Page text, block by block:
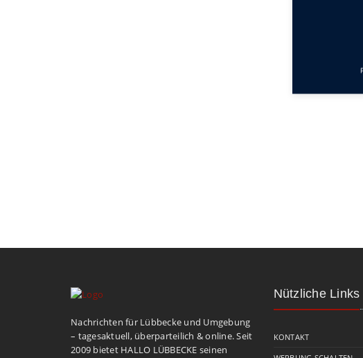
Nachrichten für Lübbecke und Umgebung
– tagesaktuell, überparteilich & online. Seit
2009 bietet HALLO LÜBBECKE seinen
Nützliche Links
KONTAKT